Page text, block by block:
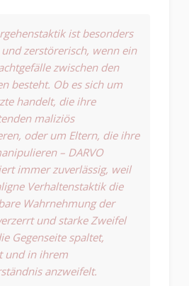
ist besonders
zerstörerisch, wenn ein
zwischen den
besteht. Ob es sich um
handelt, die ihre
maliziös
oder um Eltern, die ihre
– DARVO
immer zuverlässig, weil
Verhaltenstaktik die
Wahrnehmung der
und starke Zweifel
Gegenseite spaltet,
und in ihrem
anzweifelt.